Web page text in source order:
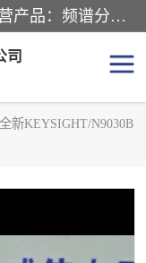
深圳市捷威信电子仪器有限公司主营产品：频谱分析仪.信号发生器.网络分析仪.音频分析仪，示波器，电源，音频分析仪。综合测试仪。蓝牙测试仪等
司
新KEYSIGHT/N9030B